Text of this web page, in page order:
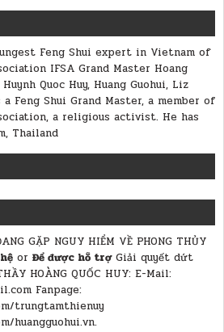
Feng Shui expert in Vietnam of
IFSA Grand Master Hoang
Quoc Huy, Huang Guohui, Liz
Feng Shui Grand Master, a member of
a religious activist. He has
Thailand
GẶP NGUY HIỂM VỀ PHONG THỦY
or Để được hỗ trợGiải quyết dứt
HOÀNG QUỐC HUY: E-Mail:
Fanpage:
trungtamthienuy
huangguohui.vn.